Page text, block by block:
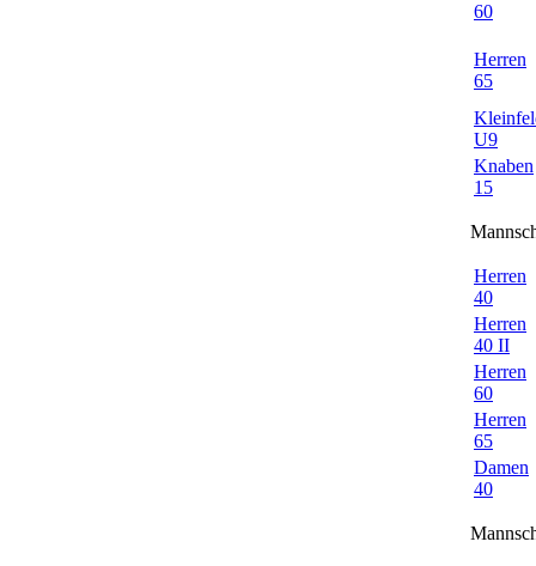
60
Herren
65
U9
Knaben
15
Herren
40
Herren
40 II
Herren
60
Herren
65
Damen
40